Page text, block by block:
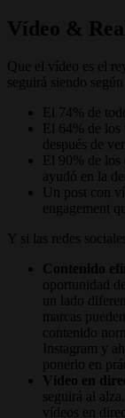
Vídeo &
Que el vídeo es el
seguirá siendo
El 74% de
El 64% de
después de
El 90% de los
ayudó en la
Un post con
engagement
Y si las redes
Contenido
oportunidad
un lado
marcas
contenido
Instagram y
ponerlo en
Vídeo en
seguirá al
vídeos en